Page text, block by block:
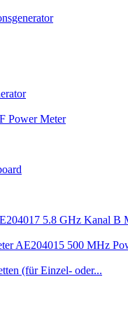
Power Meter
5.8 GHz Kanal B
AE204015 500 MHz
(für Einzel- oder...